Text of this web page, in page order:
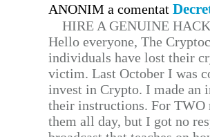
ANONIM a comentat
HIRE A GENUINE
Hello everyone, The
individuals have lost their
victim. Last October I was
invest in Crypto. I made
their instructions. For TWO
them all day, but I got no